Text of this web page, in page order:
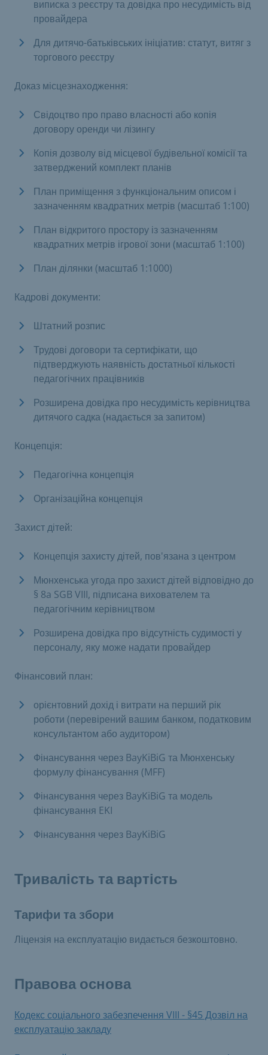
виписка з реєстру та довідка про несудимість від
провайдера
Для дитячо-батьківських ініціатив: статут, витяг з
торгового реєстру
Доказ місцезнаходження:
Свідоцтво про право власності або копія
договору оренди чи лізингу
Копія дозволу від місцевої будівельної комісії та
затверджений комплект планів
План приміщення з функціональним описом і
зазначенням квадратних метрів (масштаб 1:100)
План відкритого простору із зазначенням
квадратних метрів ігрової зони (масштаб 1:100)
План ділянки (масштаб 1:1000)
Кадрові документи:
Штатний розпис
Трудові договори та сертифікати, що
підтверджують наявність достатньої кількості
педагогічних працівників
Розширена довідка про несудимість керівництва
дитячого садка (надається за запитом)
Концепція:
Педагогічна концепція
Організаційна концепція
Захист дітей:
Концепція захисту дітей, пов'язана з центром
Мюнхенська угода про захист дітей відповідно до
§ 8a SGB VIII, підписана вихователем та
педагогічним керівництвом
Розширена довідка про відсутність судимості у
персоналу, яку може надати провайдер
Фінансовий план:
орієнтовний дохід і витрати на перший рік
роботи (перевірений вашим банком, податковим
консультантом або аудитором)
Фінансування через BayKiBiG та Мюнхенську
формулу фінансування (MFF)
Фінансування через BayKiBiG та модель
фінансування EKI
Фінансування через BayKiBiG
Тривалість та вартість
Тарифи та збори
Ліцензія на експлуатацію видається безкоштовно.
Правова основа
Кодекс соціального забезпечення VIII - §45 Дозвіл на
експлуатацію закладу